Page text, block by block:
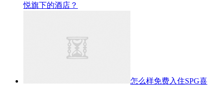
悦旗下的酒店？
怎么样免费入住SPG喜